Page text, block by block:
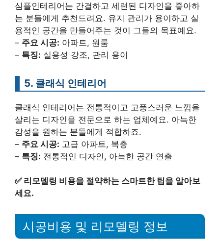
심플인테리어는 간결하고 세련된 디자인을 좋아하
는 분들에게 추천드려요. 유지 관리가 용이하고 실
용적인 공간을 만들어주는 것이 그들의 목표예요.
– 주요 시공: 아파트, 원룸
– 특징: 실용성 강조, 관리 용이
5. 클래식 인테리어
클래식 인테리어는 전통적이고 고풍스러운 느낌을
살리는 디자인을 전문으로 하는 업체예요. 아늑한
감성을 원하는 분들에게 적합하죠.
– 주요 시공: 고급 아파트, 복층
– 특징: 전통적인 디자인, 아늑한 공간 연출
✅ 리모델링 비용을 절약하는 스마트한 팁을 알아보
세요.
시공비용 및 리모델링 정보